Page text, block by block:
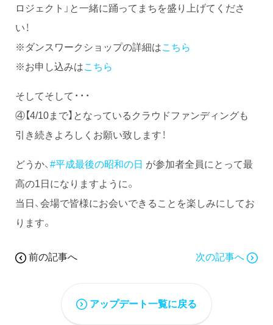
ロジェクト」と一緒に踊ってまちを盛り上げてくださ
い！
※ダンスワークショップの詳細はこちら
※お申し込みはこちら
そしてそして・・・
④【4/10まで】となっているクラウドファンディングも
引き続きよろしくお願い致します！
どうか、#平成最後の昭和の日 が参加者全員にとって最
高の1日になりますように。
当日、会場で皆様にお会いできることを楽しみにしてお
ります。
前の記事へ 次の記事へ
アップデート一覧に戻る